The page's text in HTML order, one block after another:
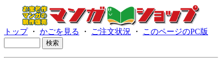
トップ・ かごを見る ・ ご注文状況 ・ このページのPC版